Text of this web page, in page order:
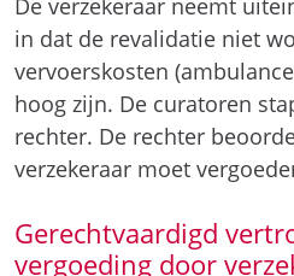
De verzekeraar neemt
in dat de revalidatie niet
vervoerskosten
hoog zijn. De curatoren
rechter. De rechter
verzekeraar moet
Gerechtvaardigd
vergoeding door